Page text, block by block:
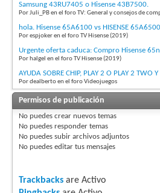
Samsung 43RU7405 o Hisense 43B7500.
Por Juli_PB en el foro TV: General y consejos de
hola. Hisense 65A6100 vs HISENSE
Por espjoker en el foro TV Hisense (2019)
Urgente oferta caduca: Compro Hisense
Por halgel en el foro TV Hisense (2019)
AYUDA SOBRE CHIP, PLAY 2 O PLAY 2 TWO
Por dealberto en el foro Videojuegos
Permisos de publicación
No puedes crear nuevos temas
No puedes responder temas
No puedes subir archivos adjuntos
No puedes editar tus mensajes
Trackbacks are Activo